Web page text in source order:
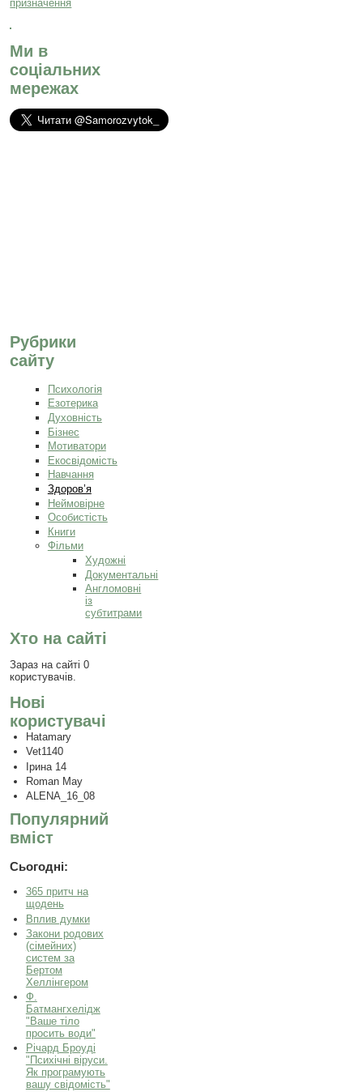
Ми в
соціальних
мережах
Рубрики
сайту
Психологія
Езотерика
Духовність
Бізнес
Мотиватори
Екосвідомість
Навчання
Здоров’я
Неймовірне
Особистість
Книги
Фільми
Художні
Документальні
Англомовні
із
субтитрами
Хто на сайті
Зараз на сайті 0
користувачів.
Нові
користувачі
Hatamary
Vet1140
Ірина 14
Roman May
ALENA_16_08
Популярний
вміст
Сьогодні:
365 притч на
щодень
Вплив думки
Закони родових
(сімейних)
систем за
Бертом
Хеллінгером
Ф.
Батмангхелідж
"Ваше тіло
просить води"
Річард Броуді
"Психічні віруси.
Як програмують
вашу свідомість"